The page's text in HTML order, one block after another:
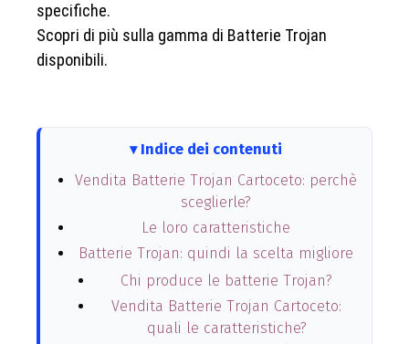
specifiche.
Scopri di più sulla gamma di Batterie Trojan
disponibili.
Indice dei contenuti
Vendita Batterie Trojan Cartoceto: perchè
sceglierle?
Le loro caratteristiche
Batterie Trojan: quindi la scelta migliore
Chi produce le batterie Trojan?
Vendita Batterie Trojan Cartoceto:
quali le caratteristiche?